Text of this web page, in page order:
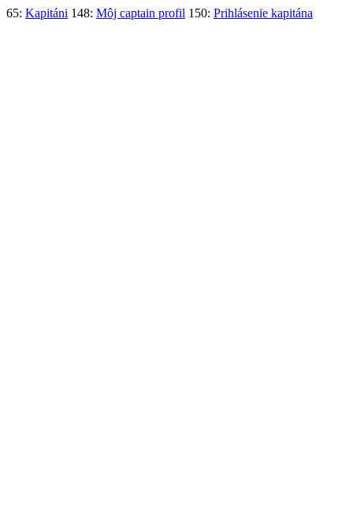
65: Kapitáni 148: Môj captain profil 150: Prihlásenie kapitána